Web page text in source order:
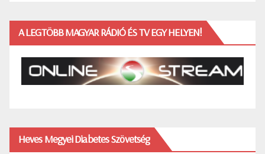
A LEGTÖBB MAGYAR RÁDIÓ ÉS TV EGY HELYEN!
Heves Megyei Diabetes Szövetség